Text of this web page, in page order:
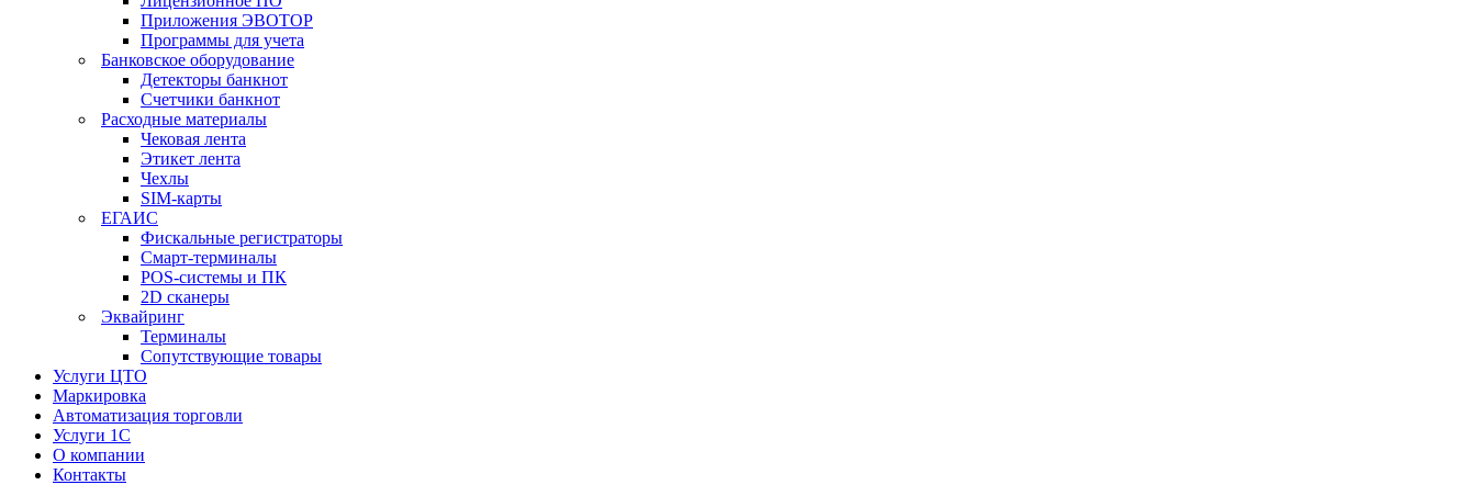
Приложения ЭВОТОР
Программы для учета
Банковское оборудование
Детекторы банкнот
Счетчики банкнот
Расходные материалы
Чековая лента
Этикет лента
Чехлы
SIM-карты
ЕГАИС
Фискальные регистраторы
Смарт-терминалы
POS-системы и ПК
2D сканеры
Эквайринг
Терминалы
Сопутствующие товары
Услуги ЦТО
Маркировка
Автоматизация торговли
Услуги 1С
О компании
Контакты